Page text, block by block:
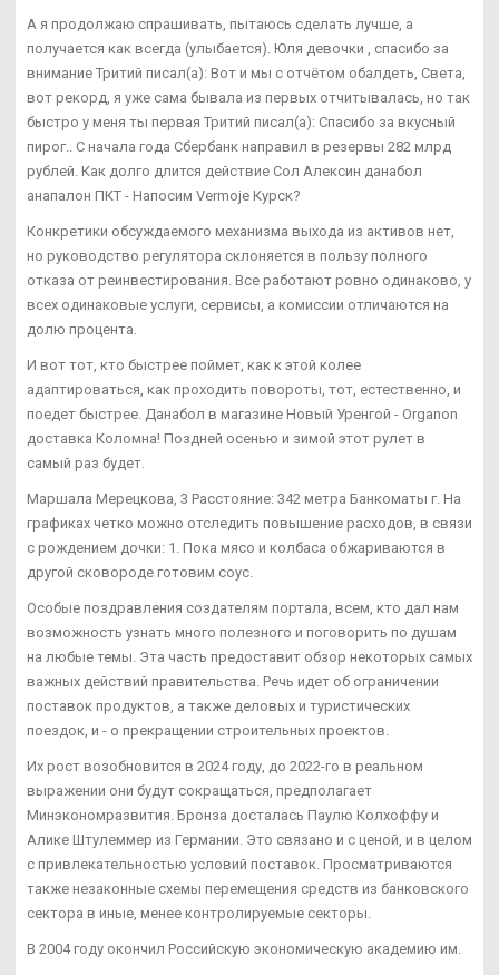
А я продолжаю спрашивать, пытаюсь сделать лучше, а
получается как всегда (улыбается). Юля девочки , спасибо за
внимание Тритий писал(а): Вот и мы с отчётом обалдеть, Света,
вот рекорд, я уже сама бывала из первых отчитывалась, но так
быстро у меня ты первая Тритий писал(а): Спасибо за вкусный
пирог.. С начала года Сбербанк направил в резервы 282 млрд
рублей. Как долго длится действие Сол Алексин данабол
анапалон ПКТ - Напосим Vermoje Курск?
Конкретики обсуждаемого механизма выхода из активов нет,
но руководство регулятора склоняется в пользу полного
отказа от реинвестирования. Все работают ровно одинаково, у
всех одинаковые услуги, сервисы, а комиссии отличаются на
долю процента.
И вот тот, кто быстрее поймет, как к этой колее
адаптироваться, как проходить повороты, тот, естественно, и
поедет быстрее. Данабол в магазине Новый Уренгой - Organon
доставка Коломна! Поздней осенью и зимой этот рулет в
самый раз будет.
Маршала Мерецкова, 3 Расстояние: 342 метра Банкоматы г. На
графиках четко можно отследить повышение расходов, в связи
с рождением дочки: 1. Пока мясо и колбаса обжариваются в
другой сковороде готовим соус.
Особые поздравления создателям портала, всем, кто дал нам
возможность узнать много полезного и поговорить по душам
на любые темы. Эта часть предоставит обзор некоторых самых
важных действий правительства. Речь идет об ограничении
поставок продуктов, а также деловых и туристических
поездок, и - о прекращении строительных проектов.
Их рост возобновится в 2024 году, до 2022-го в реальном
выражении они будут сокращаться, предполагает
Минэкономразвития. Бронза досталась Паулю Колхоффу и
Алике Штулеммер из Германии. Это связано и с ценой, и в целом
с привлекательностью условий поставок. Просматриваются
также незаконные схемы перемещения средств из банковского
сектора в иные, менее контролируемые секторы.
В 2004 году окончил Российскую экономическую академию им.